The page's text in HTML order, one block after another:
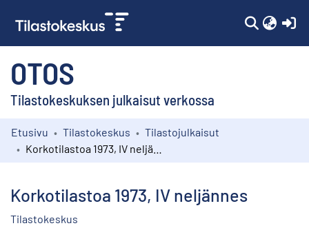
OTOS
Tilastokeskuksen julkaisut verkossa
Kokoelmat
Etusivu Tilastokeskus
Tilastojulkaisut
Korkotilastoa 1973, IV neljännes
Tilastokeskus